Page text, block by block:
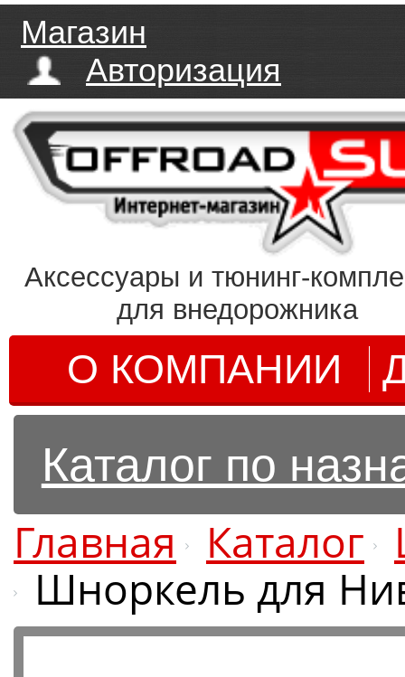
Магазин
Авторизация
Аксессуары и тюнинг-
для внедорожника
О КОМПАНИИ
Каталог по
Главная Каталог
Шноркель для